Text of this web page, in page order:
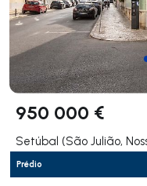
950 000 €
Prédio